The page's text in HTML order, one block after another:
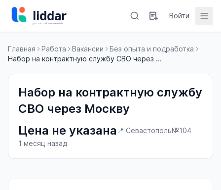
Войти
Главная Работа Вакансии
Без опыта и подработка
Набор на контрактную службу СВО через Москву
Набор на контрактную службу
СВО через Москву
Цена не указана 📍 Севастополь№104
1 месяц назад